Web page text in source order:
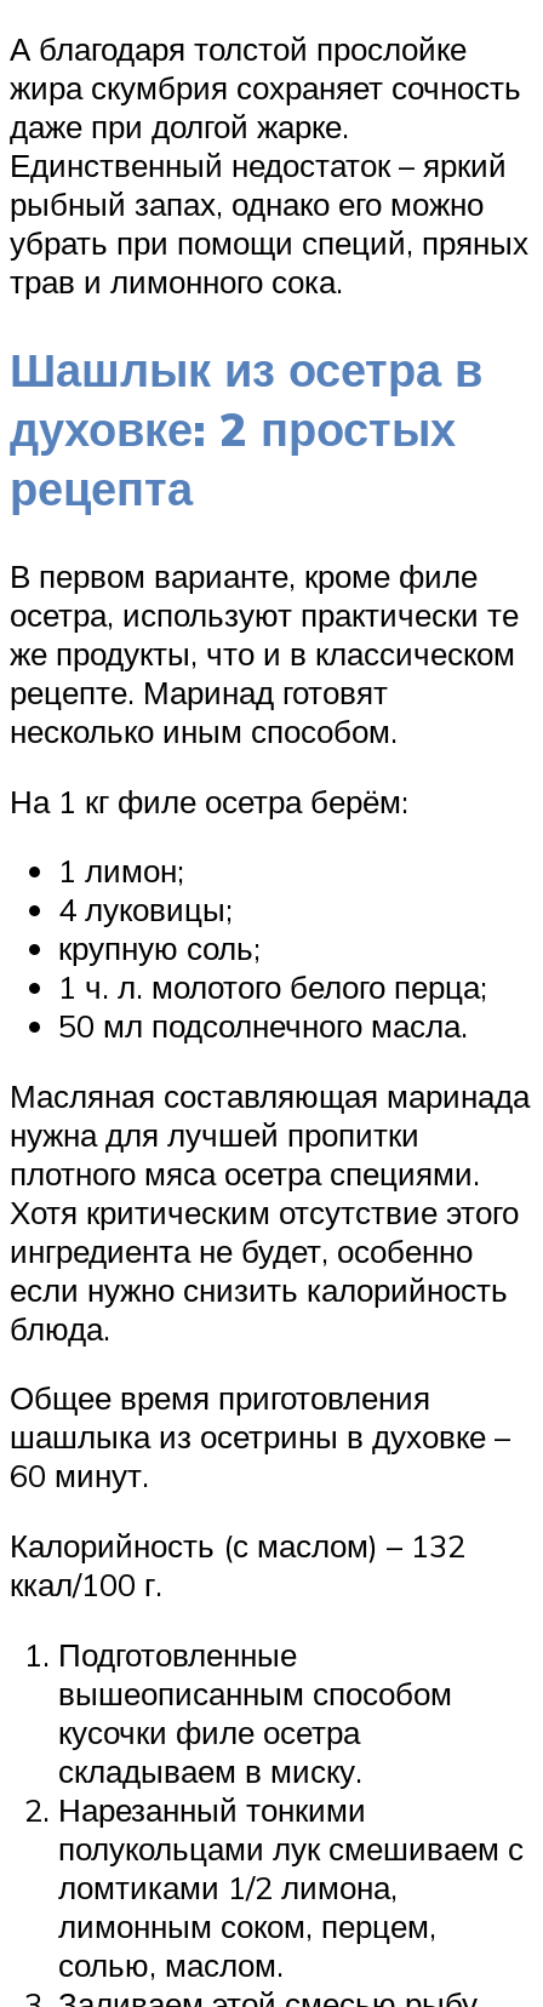
А благодаря толстой прослойке
жира скумбрия сохраняет сочность
даже при долгой жарке.
Единственный недостаток – яркий
рыбный запах, однако его можно
убрать при помощи специй, пряных
трав и лимонного сока.
Шашлык из осетра в
духовке: 2 простых
рецепта
В первом варианте, кроме филе
осетра, используют практически те
же продукты, что и в классическом
рецепте. Маринад готовят
несколько иным способом.
На 1 кг филе осетра берём:
1 лимон;
4 луковицы;
крупную соль;
1 ч. л. молотого белого перца;
50 мл подсолнечного масла.
Масляная составляющая маринада
нужна для лучшей пропитки
плотного мяса осетра специями.
Хотя критическим отсутствие этого
ингредиента не будет, особенно
если нужно снизить калорийность
блюда.
Общее время приготовления
шашлыка из осетрины в духовке –
60 минут.
Калорийность (с маслом) – 132
ккал/100 г.
Подготовленные
вышеописанным способом
кусочки филе осетра
складываем в миску.
Нарезанный тонкими
полукольцами лук смешиваем с
ломтиками 1/2 лимона,
лимонным соком, перцем,
солью, маслом.